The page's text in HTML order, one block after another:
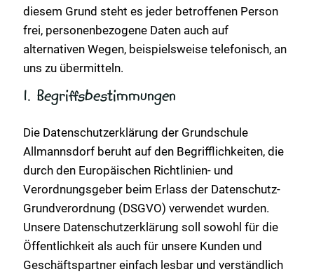
diesem Grund steht es jeder betroffenen Person
frei, personenbezogene Daten auch auf
alternativen Wegen, beispielsweise telefonisch, an
uns zu übermitteln.
1. Begriffsbestimmungen
Die Datenschutzerklärung der Grundschule
Allmannsdorf beruht auf den Begrifflichkeiten, die
durch den Europäischen Richtlinien- und
Verordnungsgeber beim Erlass der Datenschutz-
Grundverordnung (DSGVO) verwendet wurden.
Unsere Datenschutzerklärung soll sowohl für die
Öffentlichkeit als auch für unsere Kunden und
Geschäftspartner einfach lesbar und verständlich